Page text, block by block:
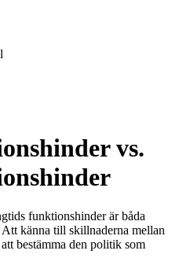
vs.
funktionshinder är båda
känna till skillnaderna mellan
bestämma den politik som